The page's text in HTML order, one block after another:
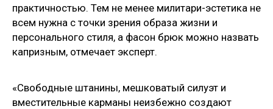
практичностью. Тем не менее милитари-эстетика не
всем нужна с точки зрения образа жизни и
персонального стиля, а фасон брюк можно назвать
капризным, отмечает эксперт.
«Свободные штанины, мешковатый силуэт и
вместительные карманы неизбежно создают